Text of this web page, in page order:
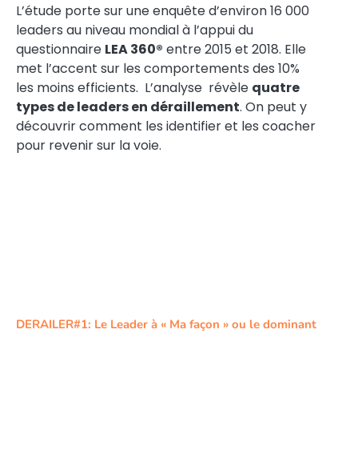
L’étude porte sur une enquête d’environ 16 000
leaders au niveau mondial à l’appui du
questionnaire LEA 360® entre 2015 et 2018. Elle
met l’accent sur les comportements des 10%
les moins efficients. L’analyse révèle quatre
types de leaders en déraillement. On peut y
découvrir comment les identifier et les coacher
pour revenir sur la voie.
DERAILER#1: Le Leader à « Ma façon » ou le dominant